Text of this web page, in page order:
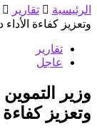
الرئيسية تقارير
وتعزيز كفاءة الأداء
تقارير
عاجل
وزير
وتعزيز كفاءة